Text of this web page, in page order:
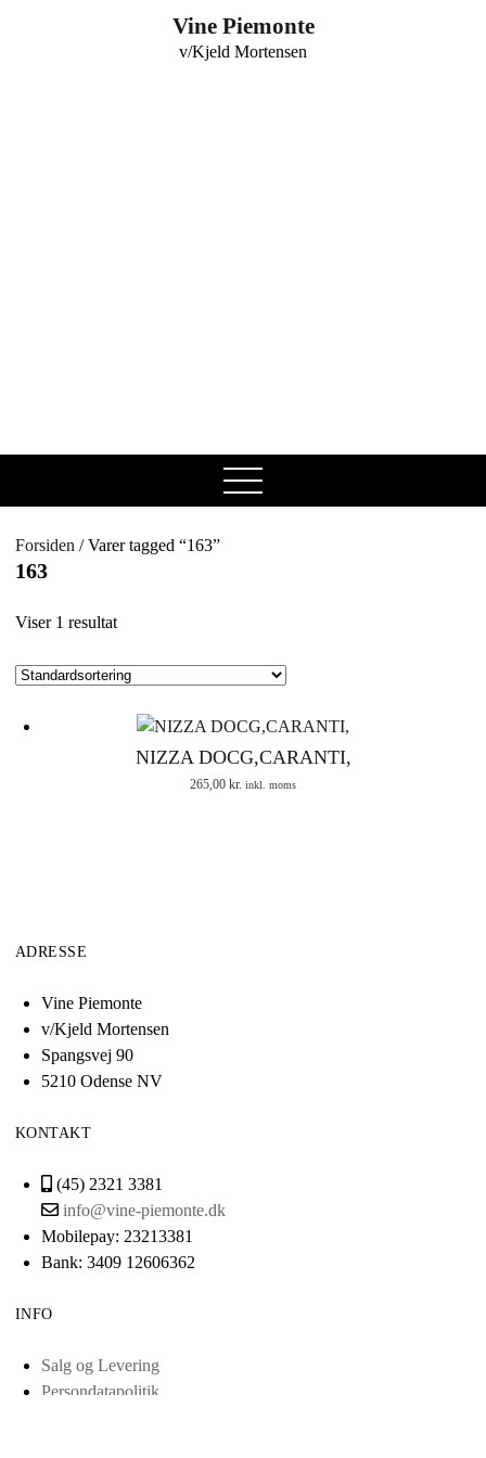
Vine Piemonte
v/Kjeld Mortensen
open
menu
Forsiden / Varer tagged “163”
163
Viser 1 resultat
NIZZA DOCG,CARANTI,
265,00 kr. inkl. moms
ADRESSE
Vine Piemonte
v/Kjeld Mortensen
Spangsvej 90
5210 Odense NV
KONTAKT
(45) 2321 3381
info@vine-piemonte.dk
Mobilepay: 23213381
Bank: 3409 12606362
INFO
Salg og Levering
Persondatapolitik